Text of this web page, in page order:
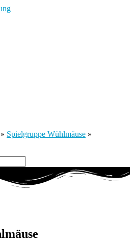
» Spielgruppe Wühlmäuse »